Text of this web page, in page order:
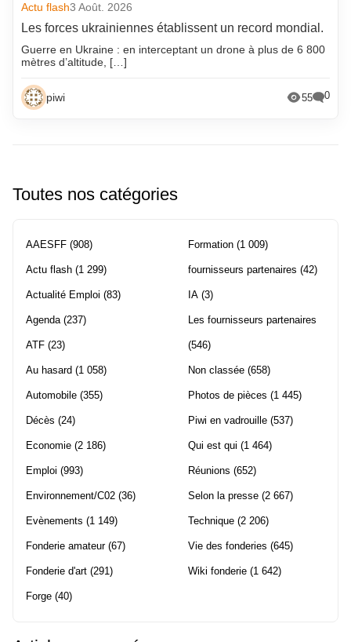
Actu flash3 Août. 2026
Les forces ukrainiennes établissent un record mondial.
Guerre en Ukraine : en interceptant un drone à plus de 6 800
mètres d’altitude, […]
piwi 55 0
Toutes nos catégories
AAESFF (908)
Actu flash (1 299)
Actualité Emploi (83)
Agenda(237)
ATF (23)
Au hasard (1 058)
Automobile (355)
Décès (24)
Economie (2 186)
Emploi (993)
Environnement/C02 (36)
Evènements (1 149)
Fonderie amateur(67)
Fonderie d'art (291)
Forge (40)
Formation (1 009)
fournisseurs partenaires (42)
IA (3)
Les fournisseurs partenaires
(546)
Non classée (658)
Photos de pièces (1 445)
Piwi en vadrouille (537)
Qui est qui (1 464)
Réunions (652)
Selon la presse (2 667)
Technique (2 206)
Vie des fonderies (645)
Wiki fonderie (1 642)